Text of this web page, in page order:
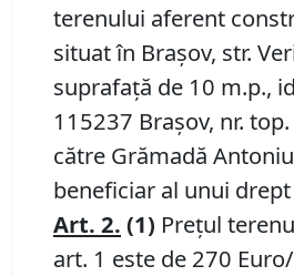
terenului aferent
situat în Brașov, str.
suprafață de 10 m.p.,
115237 Brașov, nr.
către Grămadă
beneficiar al unui
Art. 2. (1) Prețul
art. 1 este de 270